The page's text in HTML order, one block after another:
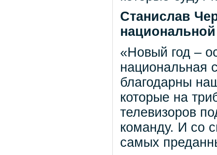
Станислав
«Новый год –
национальная
благодарны
которые на
телевизоров
команду. И со
самых